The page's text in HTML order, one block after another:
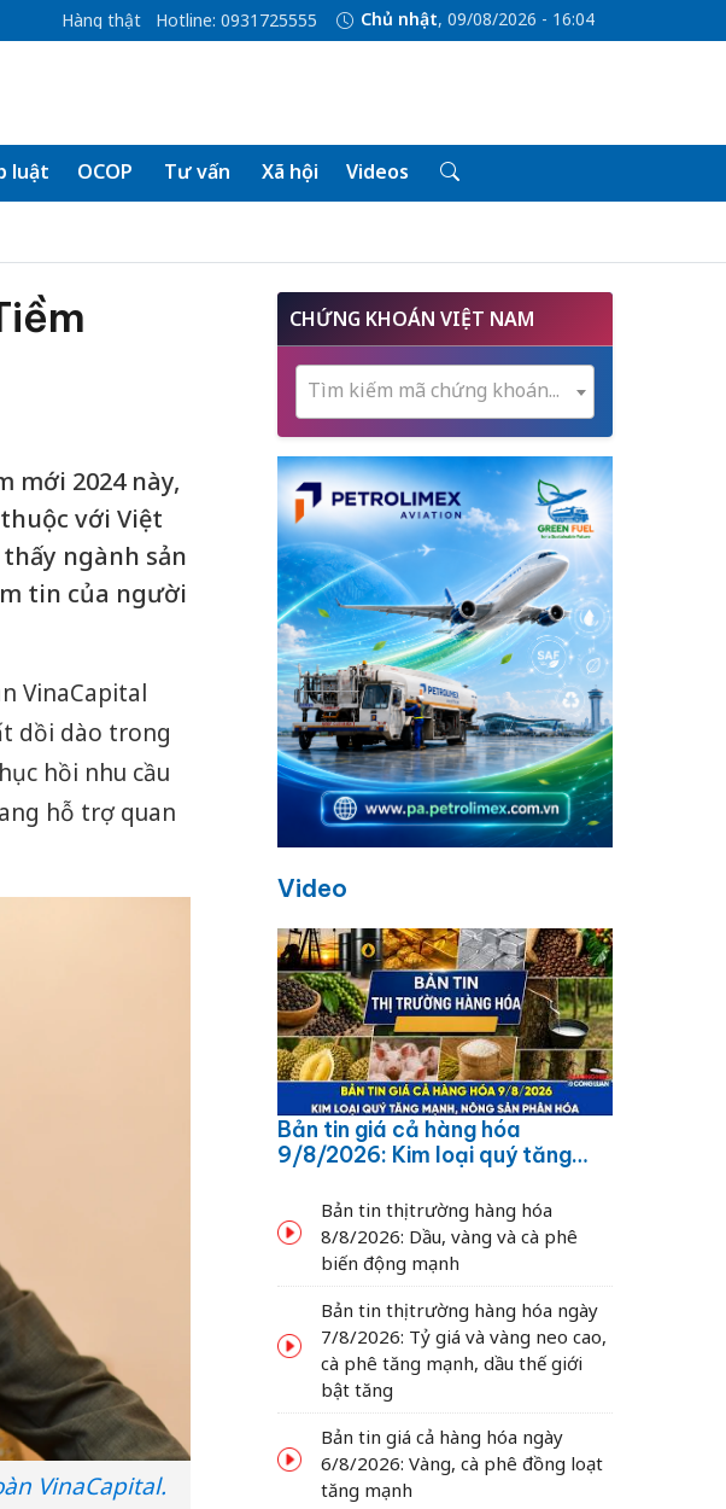
Hàng thật Hotline: 0931725555 Chủ nhật, 09/08/2026 - 16:04
luật OCOP Tư vấn Xã hội Videos
mới 2024 này,
với Việt
ngành sản
tin của người
VinaCapital
dồi dào trong
hồi nhu cầu
hỗ trợ quan
VinaCapital.
CHỨNG KHOÁN VIỆT NAM
Tìm kiếm mã chứng khoán...
Video
Bản tin giá cả hàng hóa
9/8/2026: Kim loại quý tăng
Bản tin thị trường hàng hóa
8/8/2026: Dầu, vàng và cà phê
biến động mạnh
Bản tin thị trường hàng hóa ngày
7/8/2026: Tỷ giá và vàng neo cao,
cà phê tăng mạnh, dầu thế giới
bật tăng
Bản tin giá cả hàng hóa ngày
6/8/2026: Vàng, cà phê đồng loạt
tăng mạnh